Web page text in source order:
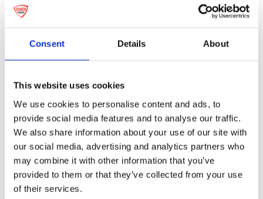
Consent Details About
This website uses cookies
We use cookies to personalise content and ads, to
provide social media features and to analyse our traffic.
We also share information about your use of our site with
our social media, advertising and analytics partners who
may combine it with other information that you’ve
provided to them or that they’ve collected from your use
of their services.
Leon
Gegoten Pin